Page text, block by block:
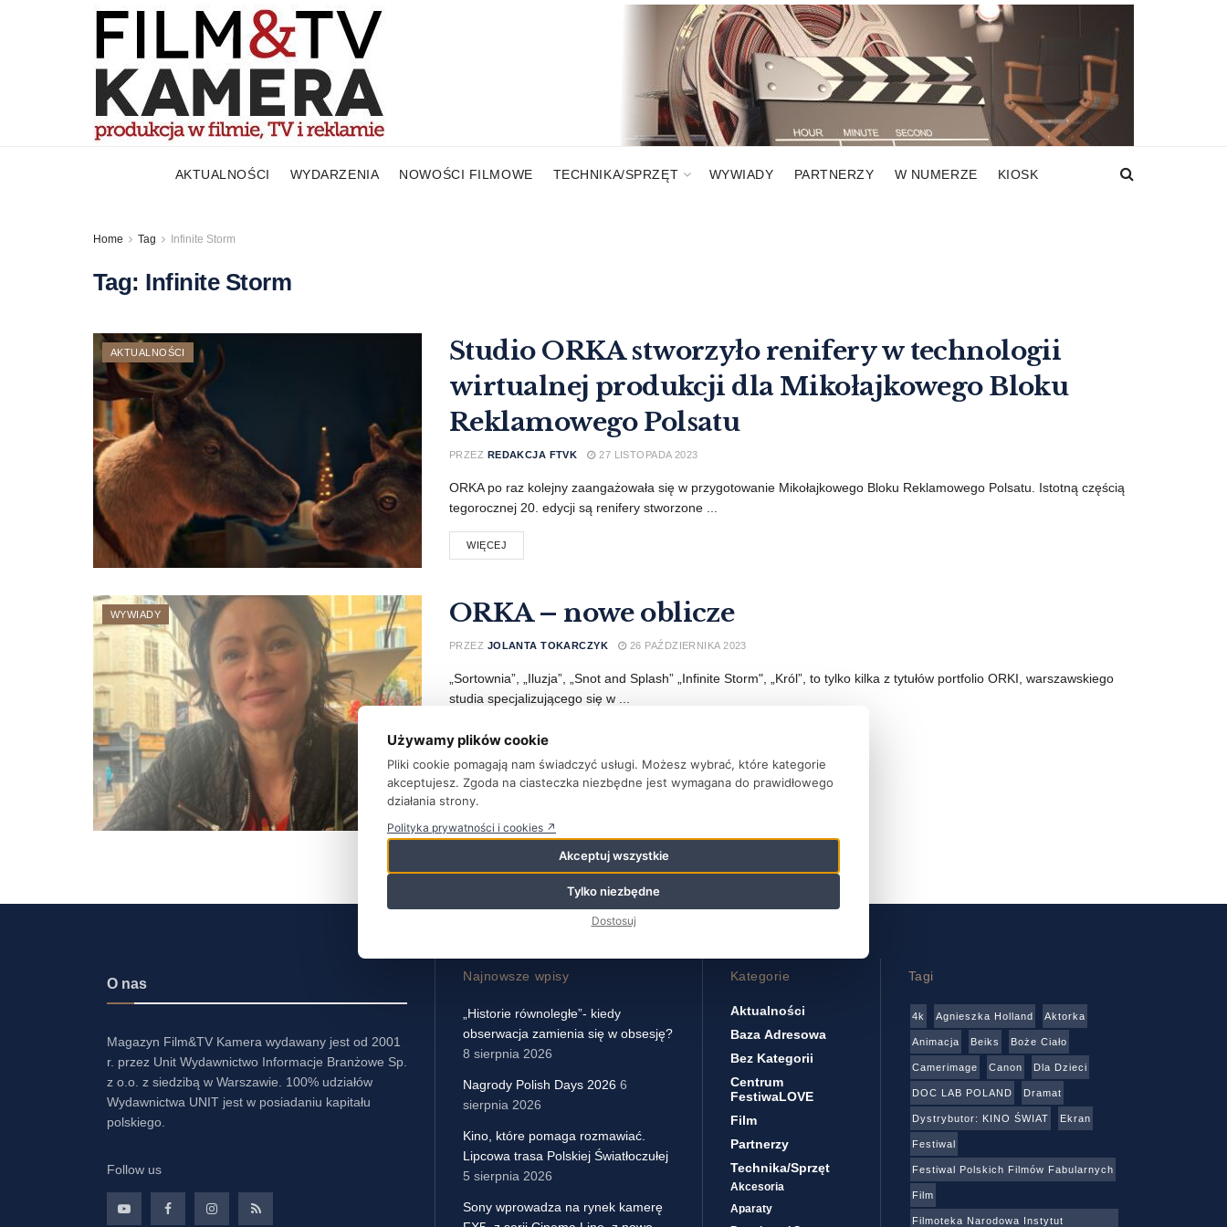
AKTUALNOŚCI WYDARZENIA NOWOŚCI FILMOWE TECHNIKA/SPRZĘT WYWIADY PARTNERZY W NUMERZE KIOSK
Home Tag Infinite Storm
Tag: Infinite Storm
AKTUALNOŚCI
Studio ORKA stworzyło renifery w technologii
wirtualnej produkcji dla Mikołajkowego Bloku
Reklamowego Polsatu
PRZEZ REDAKCJA FTVK 27 LISTOPADA 2023
ORKA po raz kolejny zaangażowała się w przygotowanie Mikołajkowego Bloku Reklamowego Polsatu. Istotną częścią
tegorocznej 20. edycji są renifery stworzone ...
WIĘCEJ
WYWIADY ORKA – nowe oblicze
PRZEZ JOLANTA TOKARCZYK 26 PAŹDZIERNIKA 2023
„Sortownia”, „Iluzja”, „Snot and Splash” „Infinite Storm", „Król”, to tylko kilka z tytułów portfolio ORKI, warszawskiego
studia specjalizującego się w ...
WIĘCEJ
O nas
Magazyn Film&TV Kamera wydawany jest od 2001
r. przez Unit Wydawnictwo Informacje Branżowe Sp.
z o.o. z siedzibą w Warszawie. 100% udziałów
Wydawnictwa UNIT jest w posiadaniu kapitału
polskiego.
Follow us
Najnowsze wpisy
„Historie równoległe”- kiedy
obserwacja zamienia się w obsesję?
8 sierpnia 2026
Nagrody Polish Days 2026 6
sierpnia 2026
Kino, które pomaga rozmawiać.
Lipcowa trasa Polskiej Światłoczułej
5 sierpnia 2026
Sony wprowadza na rynek kamerę
Kategorie
Aktualności
Baza Adresowa
Bez Kategorii
Centrum
FestiwaLOVE
Film
Partnerzy
Technika/sprzęt
Akcesoria
Aparaty
Tagi
4k Agnieszka Holland Aktorka
Animacja Beiks Boże Ciało
Camerimage Canon Dla Dzieci
DOC LAB POLAND Dramat
Dystrybutor: KINO ŚWIAT Ekran
Festiwal
Festiwal Polskich Filmów Fabularnych
Film
Filmoteka Narodowa Instytut
Używamy plików cookie
Pliki cookie pomagają nam świadczyć usługi. Możesz wybrać, które kategorie
akceptujesz. Zgoda na ciasteczka niezbędne jest wymagana do prawidłowego
działania strony.
Polityka prywatności i cookies ↗
Akceptuj wszystkie
Tylko niezbędne
Dostosuj